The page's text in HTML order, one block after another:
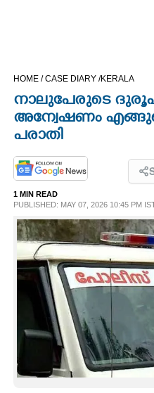
OPINION
PHOTOS
LIFESTYLE
SPIRITUAL
INFO+
ART
ASTRO
HOME /CASE DIARY /KERALA
നാലുപേരുടെ
അന്വേഷണം
പരാതി
1 MIN READ
PUBLISHED: MAY 07, 2026 10:45 PM